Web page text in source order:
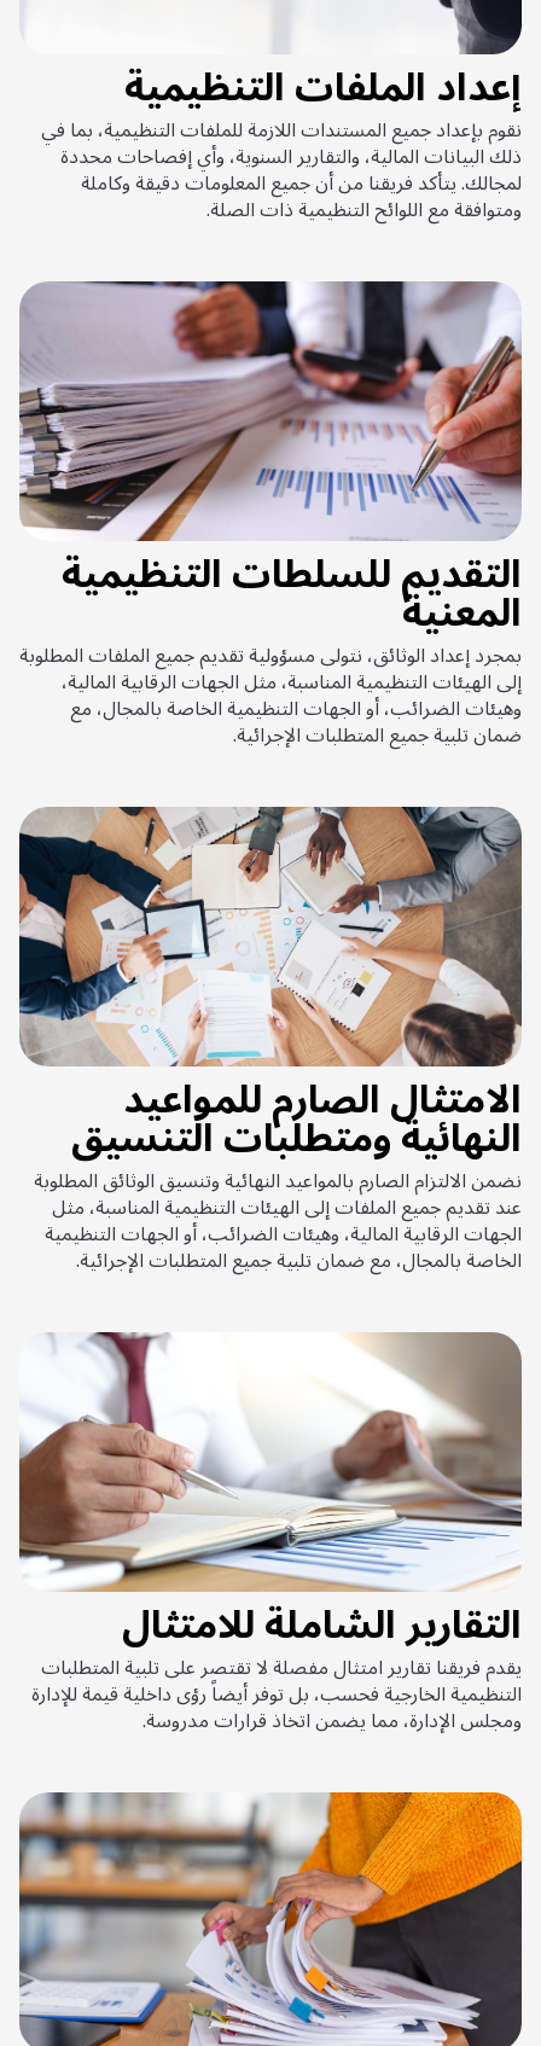
إعداد الملفات التنظيمية
نقوم بإعداد جميع المستندات اللازمة للملفات التنظيمية، بما في
ذلك البيانات المالية، والتقارير السنوية، وأي إفصاحات محددة
لمجالك. يتأكد فريقنا من أن جميع المعلومات دقيقة وكاملة
ومتوافقة مع اللوائح التنظيمية ذات الصلة.
التقديم للسلطات التنظيمية
المعنية
بمجرد إعداد الوثائق، نتولى مسؤولية تقديم جميع الملفات المطلوبة
إلى الهيئات التنظيمية المناسبة، مثل الجهات الرقابية المالية،
وهيئات الضرائب، أو الجهات التنظيمية الخاصة بالمجال، مع
ضمان تلبية جميع المتطلبات الإجرائية.
الامتثال الصارم للمواعيد
النهائية ومتطلبات التنسيق
نضمن الالتزام الصارم بالمواعيد النهائية وتنسيق الوثائق المطلوبة
عند تقديم جميع الملفات إلى الهيئات التنظيمية المناسبة، مثل
الجهات الرقابية المالية، وهيئات الضرائب، أو الجهات التنظيمية
الخاصة بالمجال، مع ضمان تلبية جميع المتطلبات الإجرائية.
التقارير الشاملة للامتثال
يقدم فريقنا تقارير امتثال مفصلة لا تقتصر على تلبية المتطلبات
التنظيمية الخارجية فحسب، بل توفر أيضاً رؤى داخلية قيمة للإدارة
ومجلس الإدارة، مما يضمن اتخاذ قرارات مدروسة.